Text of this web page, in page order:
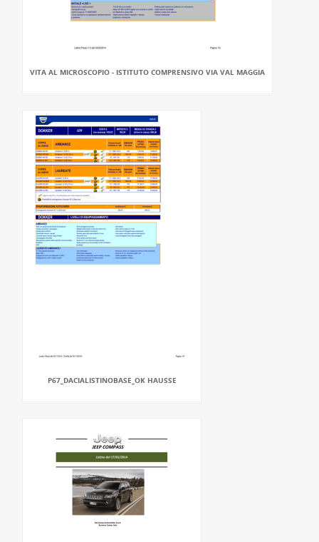
VITA AL MICROSCOPIO - ISTITUTO COMPRENSIVO VIA VAL MAGGIA
P67_DACIALISTINOBASE_OK HAUSSE